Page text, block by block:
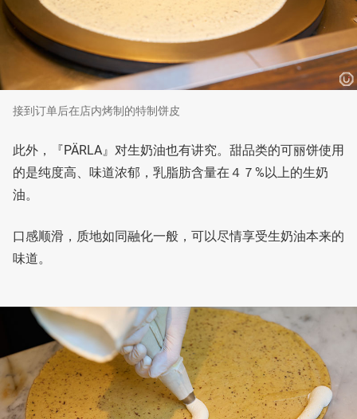
接到订单后在店内烤制的特制饼皮
此外，『PÄRLA』对生奶油也有讲究。甜品类的可丽饼使用
的是纯度高、味道浓郁，乳脂肪含量在４７%以上的生奶
油。
口感顺滑，质地如同融化一般，可以尽情享受生奶油本来的
味道。